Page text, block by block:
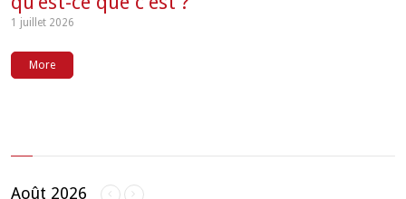
1 juillet 2026
More
Août 2026